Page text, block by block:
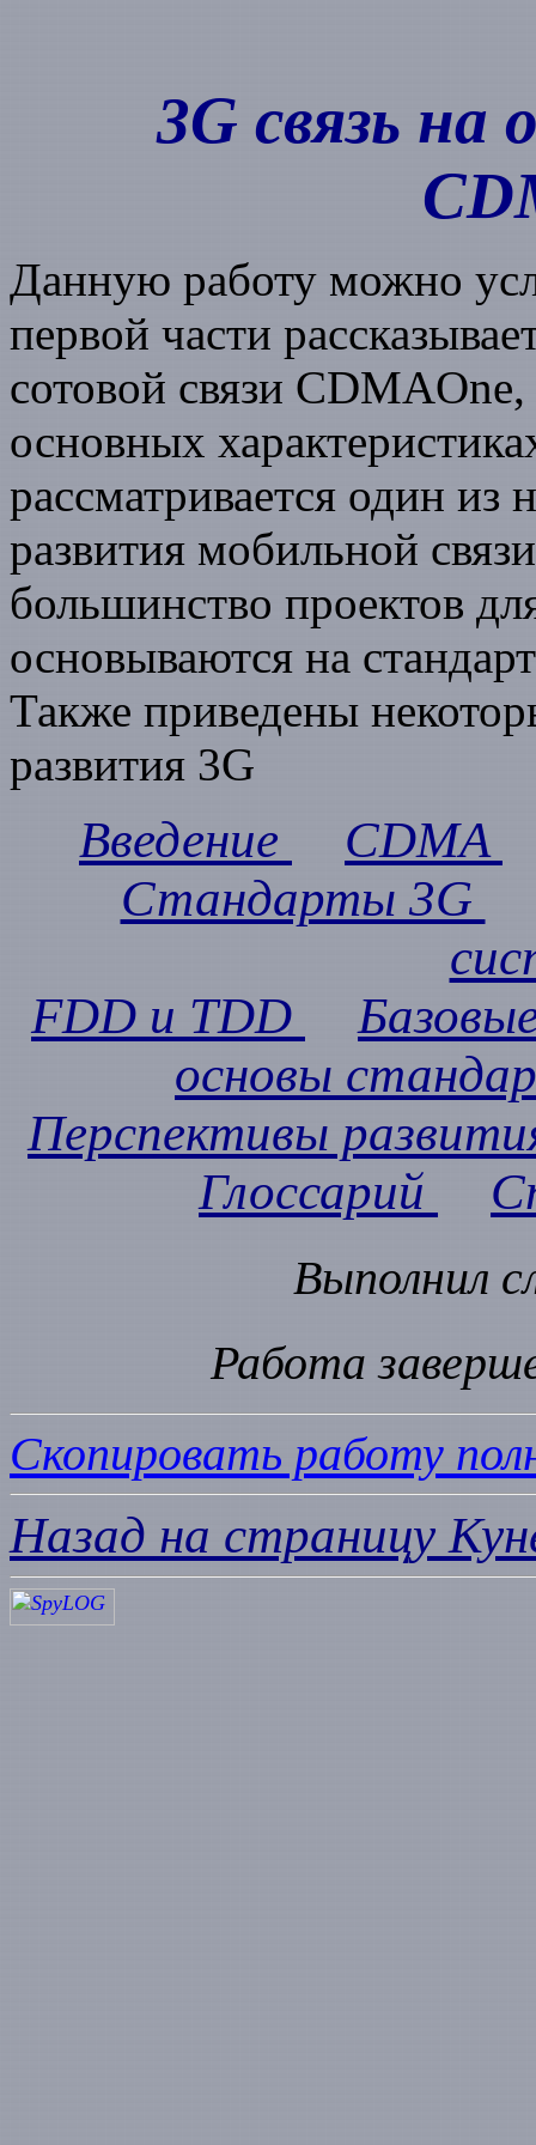
3G связь на
Данную работу можно
первой части
сотовой связи
основных
рассматривается один из
развития мобильной
большинство проектов
основываются на
Также приведены
развития 3G
Введение
CDMA
Стандарты 3G
FDD и TDD
основы
Перспективы
Глоссарий
Выполнил
Работа
Скопировать работу
Назад на страницу